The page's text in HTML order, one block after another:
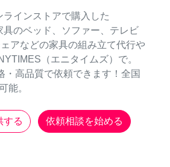
ラインストアで購入した
具のベッド、ソファー、テレビ
アなどの家具の組み立て代行や
（エニタイムズ）で。
・高品質で依頼できます！全国
能。
する 依頼相談を始める